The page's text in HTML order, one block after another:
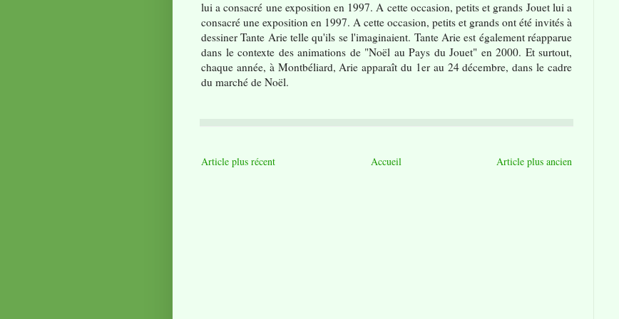
lui a consacré une exposition en 1997. A cette occasion, petits et grands Jouet lui a
consacré une exposition en 1997. A cette occasion, petits et grands ont été invités à
dessiner Tante Arie telle qu'ils se l'imaginaient. Tante Arie est également réapparue
dans le contexte des animations de "Noël au Pays du Jouet" en 2000. Et surtout,
chaque année, à Montbéliard, Arie apparaît du 1er au 24 décembre, dans le cadre
du marché de Noël.
Article plus récent Article plus ancien
Accueil